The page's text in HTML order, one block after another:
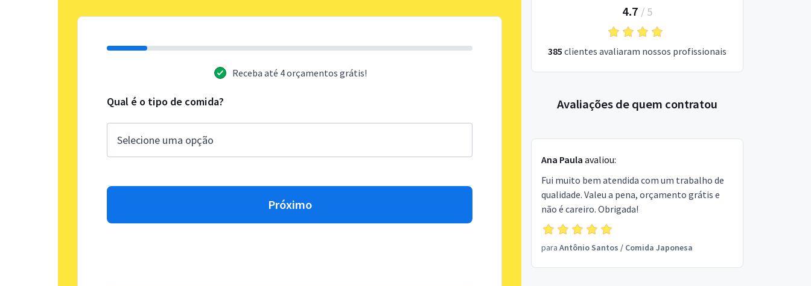
Receba até 4 orçamentos grátis!
Qual é o tipo de comida?
Próximo
4.7 / 5
385 clientes avaliaram nossos profissionais
Avaliações de quem contratou
Ana Paula avaliou:
Fui muito bem atendida com um trabalho de
qualidade. Valeu a pena, orçamento grátis e
não é careiro. Obrigada!
para Antônio Santos / Comida Japonesa